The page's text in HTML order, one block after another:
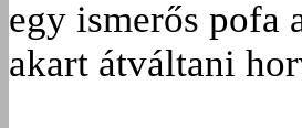
egy ismerős pofa
akart átváltani